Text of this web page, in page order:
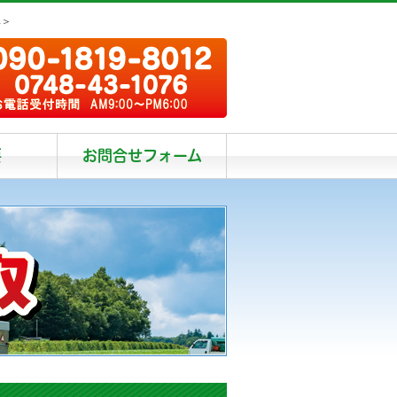
お問合せフォーム